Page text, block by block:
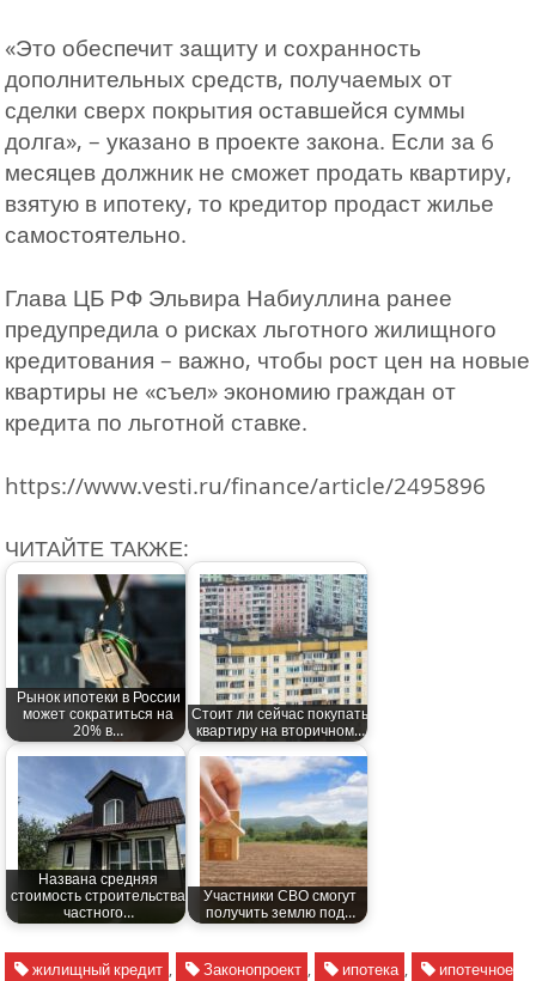
«Это обеспечит защиту и сохранность
дополнительных средств, получаемых от
сделки сверх покрытия оставшейся суммы
долга», – указано в проекте закона. Если за 6
месяцев должник не сможет продать квартиру,
взятую в ипотеку, то кредитор продаст жилье
самостоятельно.
Глава ЦБ РФ Эльвира Набиуллина ранее
предупредила о рисках льготного жилищного
кредитования – важно, чтобы рост цен на новые
квартиры не «съел» экономию граждан от
кредита по льготной ставке.
https://www.vesti.ru/finance/article/2495896
ЧИТАЙТЕ ТАКЖЕ:
Рынок ипотеки в России
может сократиться на
20% в…
Стоит ли сейчас покупать
квартиру на вторичном…
Названа средняя
стоимость строительства
частного…
Участники СВО смогут
получить землю под…
жилищный кредит , Законопроект , ипотека ,
ипотечное